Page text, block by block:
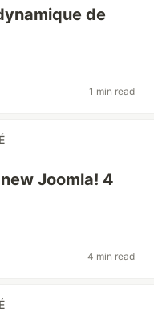
de
1 min read
Joomla! 4
4 min read